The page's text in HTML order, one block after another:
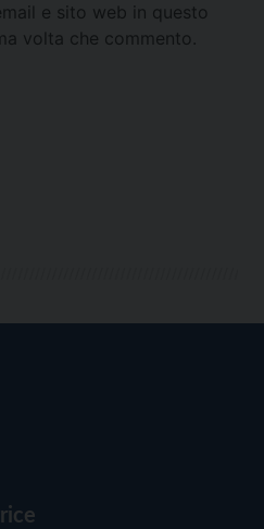
e sito web in questo
volta che commento.